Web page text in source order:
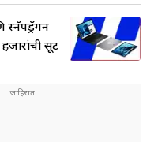
स्नॅपड्रॅगन
हजारांची सूट